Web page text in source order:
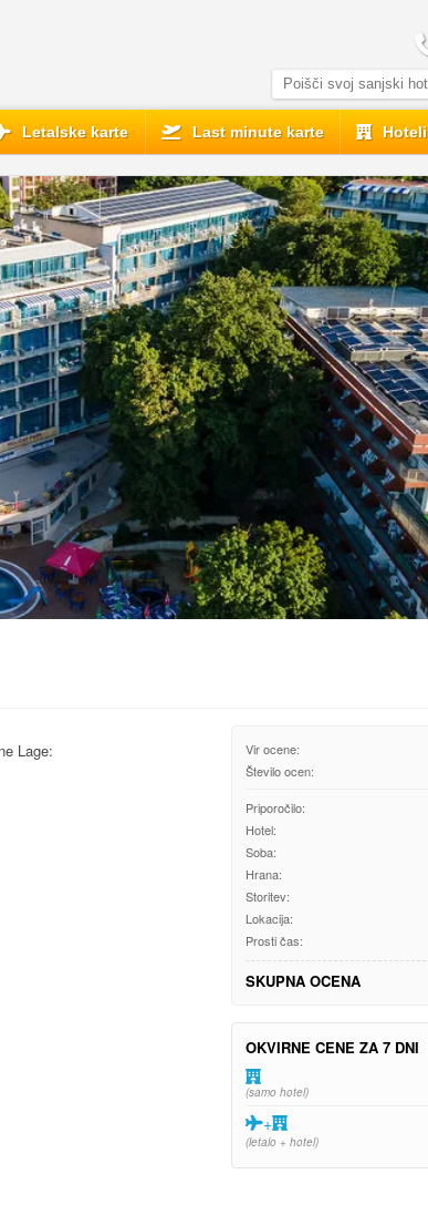
Letalske karte Last minute karte Hoteli
Lage: Vir ocene:
Število ocen:
Priporočilo:
Hotel:
Soba:
Hrana:
Storitev:
Lokacija:
Prosti čas:
SKUPNA OCENA
OKVIRNE CENE ZA 7 DNI
(samo hotel)
+
(letalo + hotel)